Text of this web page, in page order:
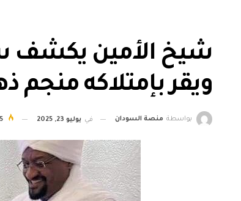
شيخ الأمين يكشف سر
ويقر بإمتلاكه منجم
بواسطة منصة السودان في يوليو 23, 2025